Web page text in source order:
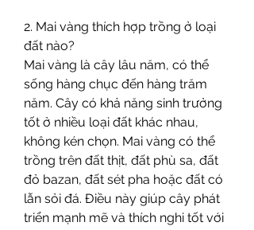
2. Mai vàng thích hợp trồng ở loại
đất nào?
Mai vàng là cây lâu năm, có thể
sống hàng chục đến hàng trăm
năm. Cây có khả năng sinh trưởng
tốt ở nhiều loại đất khác nhau,
không kén chọn. Mai vàng có thể
trồng trên đất thịt, đất phù sa, đất
đỏ bazan, đất sét pha hoặc đất có
lẫn sỏi đá. Điều này giúp cây phát
triển mạnh mẽ và thích nghi tốt với